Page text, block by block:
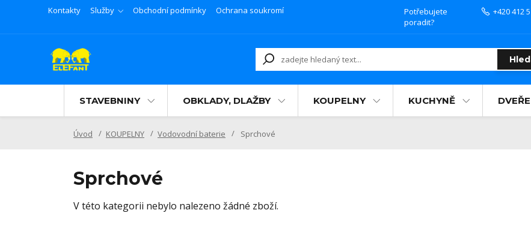
Kontakty Služby Obchodní podmínky Ochrana soukromí
Potřebujete
poradit?
+420 412
STAVEBNINY OBKLADY, DLAŽBY KOUPELNY KUCHYNĚ DVEŘE
Úvod KOUPELNY Vodovodní baterie Sprchové
Sprchové
V této kategorii nebylo nalezeno žádné zboží.